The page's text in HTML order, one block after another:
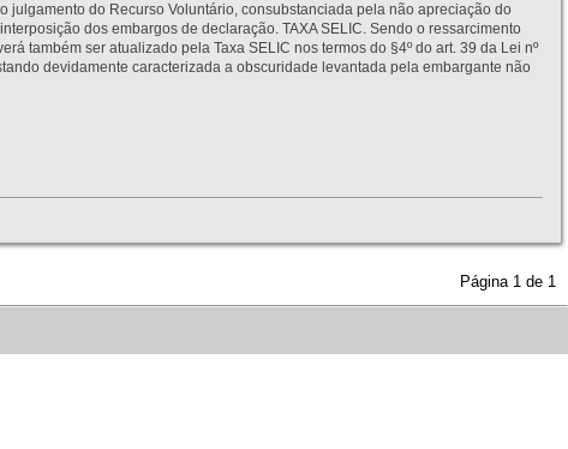
julgamento do Recurso Voluntário, consubstanciada pela não apreciação do
dos embargos de declaração. TAXA SELIC. Sendo o ressarcimento
também ser atualizado pela Taxa SELIC nos termos do §4º do art. 39 da Lei nº
devidamente caracterizada a obscuridade levantada pela embargante não
Página 1 de 1